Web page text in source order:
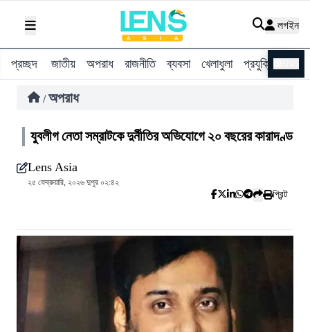
লগইন
প্রচ্ছদ জাতীয় অপরাধ রাজনীতি ব্যবসা খেলাধুলা প্রযুক্তি
/ অপরাধ
যুবলীগ নেতা সম্রাটকে দুর্নীতির অভিযোগে ২০ বছরের কারাদণ্ড
Lens Asia
২৫ ফেব্রুয়ারি, ২০২৬ দুপুর ০২:৪২
প্রিন্ট